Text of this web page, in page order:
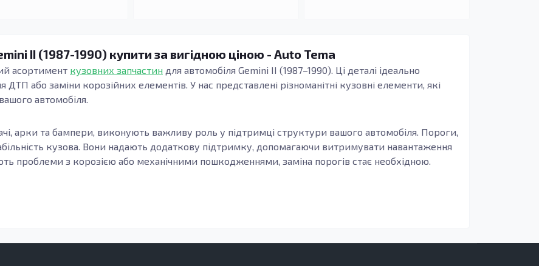
II (1987-1990) купити за вигідною ціною - Auto Tema
асортимент кузовних запчастин для автомобіля Gemini II (1987–1990). Ці деталі ідеально
ДТП або заміни корозійних елементів. У нас представлені різноманітні кузовні елементи, які
автомобіля.
арки та бампери, виконують важливу роль у підтримці структури вашого автомобіля. Пороги,
кузова. Вони надають додаткову підтримку, допомагаючи витримувати навантаження
проблеми з корозією або механічними пошкодженнями, заміна порогів стає необхідною.
захист від корозії та зносостійкість. Це особливо важливо для автомобілів, які
вигляд вашого авто, покращуючи його зовнішній вигляд після заміни корозійних або